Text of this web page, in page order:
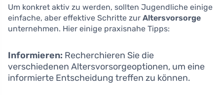
Um konkret aktiv zu werden, sollten Jugendliche einige
einfache, aber effektive Schritte zur Altersvorsorge
unternehmen. Hier einige praxisnahe Tipps:
Informieren: Recherchieren Sie die
verschiedenen Altersvorsorgeoptionen, um eine
informierte Entscheidung treffen zu können.